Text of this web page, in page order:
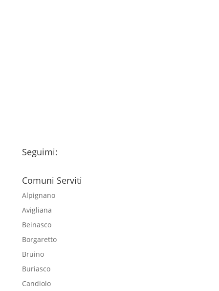
Seguimi:
Comuni Serviti
Alpignano
Avigliana
Beinasco
Borgaretto
Bruino
Buriasco
Candiolo